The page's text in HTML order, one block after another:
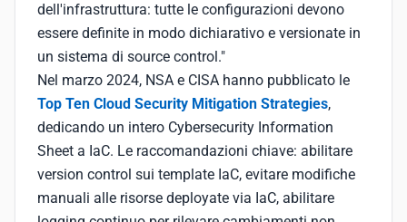
dell'infrastruttura: tutte le configurazioni devono
essere definite in modo dichiarativo e versionate in
un sistema di source control."
Nel marzo 2024, NSA e CISA hanno pubblicato le
Top Ten Cloud Security Mitigation Strategies,
dedicando un intero Cybersecurity Information
Sheet a IaC. Le raccomandazioni chiave: abilitare
version control sui template IaC, evitare modifiche
manuali alle risorse deployate via IaC, abilitare